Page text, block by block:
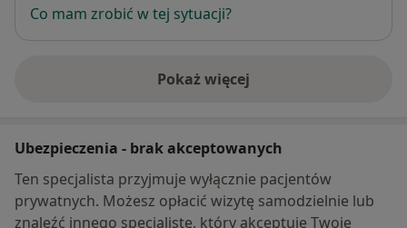
Co mam zrobić w tej sytuacji?
Pokaż więcej
o adresie
Ubezpieczenia - brak akceptowanych
Ten specjalista przyjmuje wyłącznie pacjentów
prywatnych. Możesz opłacić wizytę samodzielnie lub
znaleźć innego specjalistę, który akceptuje Twoje